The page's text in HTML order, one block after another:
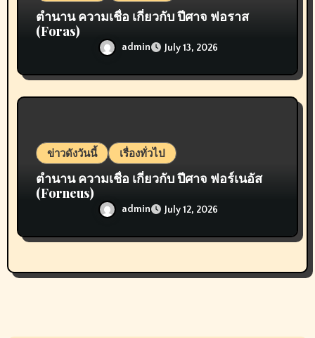
ตำนาน ความเชื่อ เกี่ยวกับ ปีศาจ ฟอราส
(Foras)
admin July 13, 2026
ข่าวดังวันนี้ เรื่องทั่วไป
ตำนาน ความเชื่อ เกี่ยวกับ ปีศาจ ฟอร์เนอัส
(Forneus)
admin July 12, 2026